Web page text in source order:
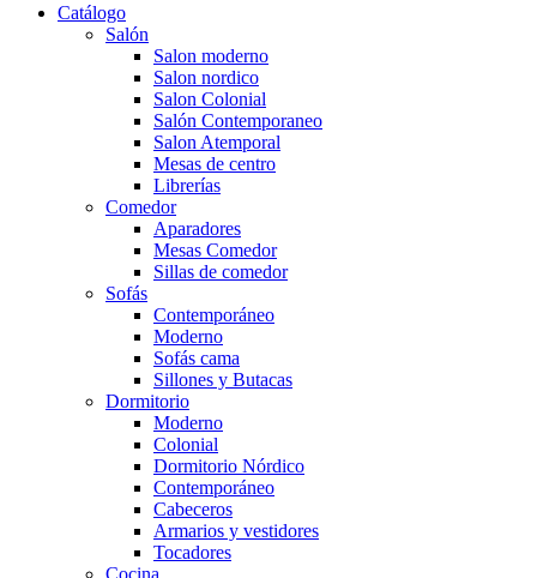
Catálogo
Salón
Salon moderno
Salon nordico
Salon Colonial
Salón Contemporaneo
Salon Atemporal
Mesas de centro
Librerías
Comedor
Aparadores
Mesas Comedor
Sillas de comedor
Sofás
Contemporáneo
Moderno
Sofás cama
Sillones y Butacas
Dormitorio
Moderno
Colonial
Dormitorio Nórdico
Contemporáneo
Cabeceros
Armarios y vestidores
Tocadores
Cocina